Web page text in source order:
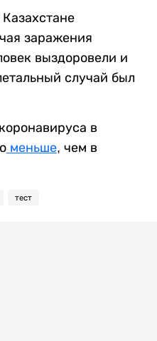
заражения
выздоровели и
случай был
в
меньше, чем в
тест